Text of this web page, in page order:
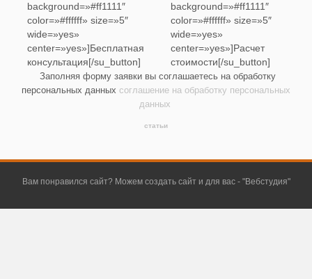
background=»#ff1111″
color=»#ffffff» size=»5″
wide=»yes»
center=»yes»]Бесплатная
консультация[/su_button]
background=»#ff1111″
color=»#ffffff» size=»5″
wide=»yes»
center=»yes»]Расчет
стоимости[/su_button]
Заполняя форму заявки вы соглашаетесь на обработку
персональных данных соглашение на обработку персональных
данных
статьи
Вам понравился сайт? Можем создать сайт и для вас - "Вебстудия"